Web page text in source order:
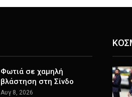
Φωτιά σε χαμηλή
βλάστηση στη Σίνδο
Αυγ 8, 2026